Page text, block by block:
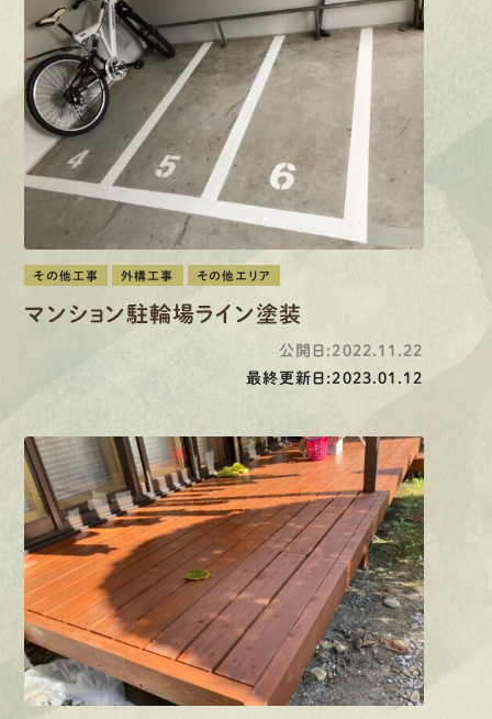
その他工事 外構工事 その他エリア
マンション駐輪場ライン塗装
公開日:2022.11.22
最終更新日:2023.01.12